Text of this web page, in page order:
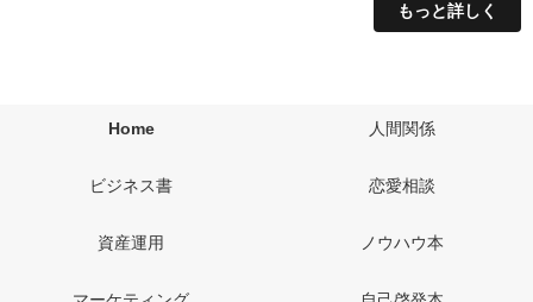
もっと詳しく
Home 人間関係
ビジネス書 恋愛相談
資産運用 ノウハウ本